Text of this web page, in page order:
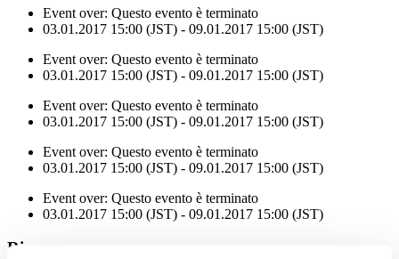
Event over: Questo evento è terminato
03.01.2017 15:00 (JST) - 09.01.2017 15:00 (JST)
Event over: Questo evento è terminato
03.01.2017 15:00 (JST) - 09.01.2017 15:00 (JST)
Event over: Questo evento è terminato
03.01.2017 15:00 (JST) - 09.01.2017 15:00 (JST)
Event over: Questo evento è terminato
03.01.2017 15:00 (JST) - 09.01.2017 15:00 (JST)
Event over: Questo evento è terminato
03.01.2017 15:00 (JST) - 09.01.2017 15:00 (JST)
Ricompense